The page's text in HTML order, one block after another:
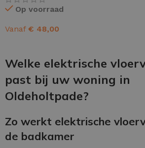
Op voorraad
Vanaf € 48,00
Welke elektrische
past bij uw woning in
Oldeholtpade?
Zo werkt elektrische
de badkamer